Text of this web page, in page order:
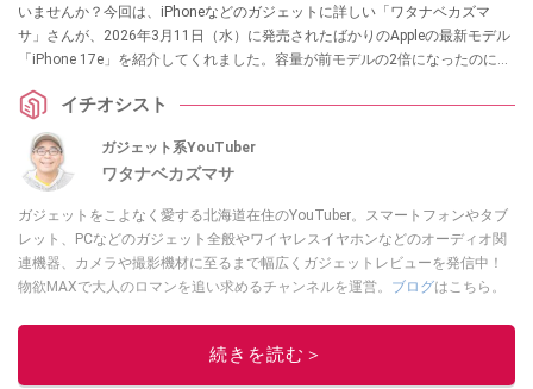
いませんか？今回は、iPhoneなどのガジェットに詳しい「ワタナベカズマ
サ」さんが、2026年3月11日（水）に発売されたばかりのAppleの最新モデル
「iPhone 17e」を紹介してくれました。容量が前モデルの2倍になったのに価
中の方は必見です！
イチオシスト
ガジェット系YouTuber
ワタナベカズマサ
ガジェットをこよなく愛する北海道在住のYouTuber。スマートフォンやタブ
レット、PCなどのガジェット全般やワイヤレスイヤホンなどのオーディオ関
連機器、カメラや撮影機材に至るまで幅広くガジェットレビューを発信中！
物欲MAXで大人のロマンを追い求めるチャンネルを運営。 ブログはこちら。
このイチオシストの他の記事を読む
続きを読む＞